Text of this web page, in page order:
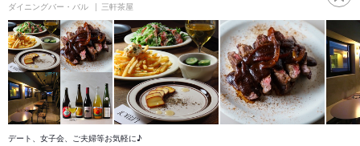
ダイニングバー・バル 三軒茶屋
デート、女子会、ご夫婦等お気軽に♪